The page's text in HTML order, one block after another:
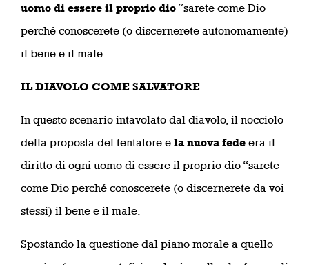
uomo di essere il proprio dio “sarete come Dio
perché conoscerete (o discernerete autonomamente)
il bene e il male.
IL DIAVOLO COME SALVATORE
In questo scenario intavolato dal diavolo, il nocciolo
della proposta del tentatore e la nuova fede era il
diritto di ogni uomo di essere il proprio dio “sarete
come Dio perché conoscerete (o discernerete da voi
stessi) il bene e il male.
Spostando la questione dal piano morale a quello